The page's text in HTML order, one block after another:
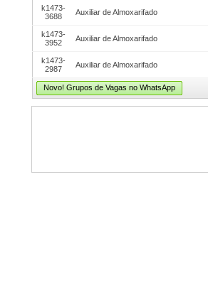
k1473-
3688
Auxiliar de Almoxarifado
k1473-
3952
Auxiliar de Almoxarifado
k1473-
2987
Auxiliar de Almoxarifado
Novo! Grupos de Vagas no WhatsApp